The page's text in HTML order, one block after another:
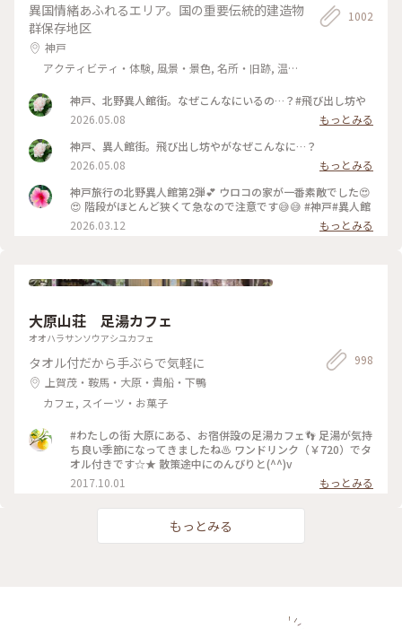
異国情緒あふれるエリア。国の重要伝統的建造物
群保存地区
神戸
アクティビティ・体験, 風景・景色, 名所・旧跡, 温
1002
神戸、北野異人館街。なぜこんなにいるの…？#飛び出し坊や
2026.05.08
もっとみる
神戸、異人館街。飛び出し坊やがなぜこんなに…？
2026.05.08
もっとみる
神戸旅行の北野異人館第2弾💕 ウロコの家が一番素敵でした😍
😍 階段がほとんど狭くて急なので注意です😅😅 #神戸#異人館
2026.03.12
もっとみる
大原山荘 足湯カフェ
オオハラサンソウアシユカフェ
タオル付だから手ぶらで気軽に
上賀茂・鞍馬・大原・貴船・下鴨
カフェ, スイーツ・お菓子
998
#わたしの街 大原にある、お宿併設の足湯カフェ👣 足湯が気持
ち良い季節になってきましたね♨ ワンドリンク（￥720）でタ
オル付きです☆★ 散策途中にのんびりと(^^)v
2017.10.01
もっとみる
もっとみる